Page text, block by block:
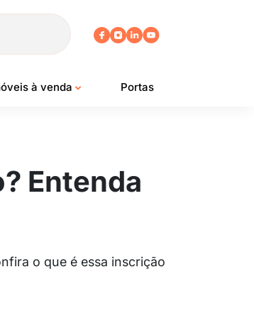
à venda Portas
Entenda
o que é essa inscrição